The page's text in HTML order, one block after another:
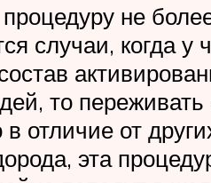
не
случаи, когда
то
отличие от
эта